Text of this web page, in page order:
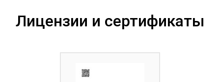
Лицензии и сертификаты